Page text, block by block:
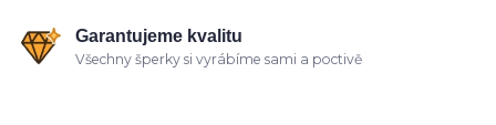
Garantujeme kvalitu
Všechny šperky si vyrábíme sami a poctivě